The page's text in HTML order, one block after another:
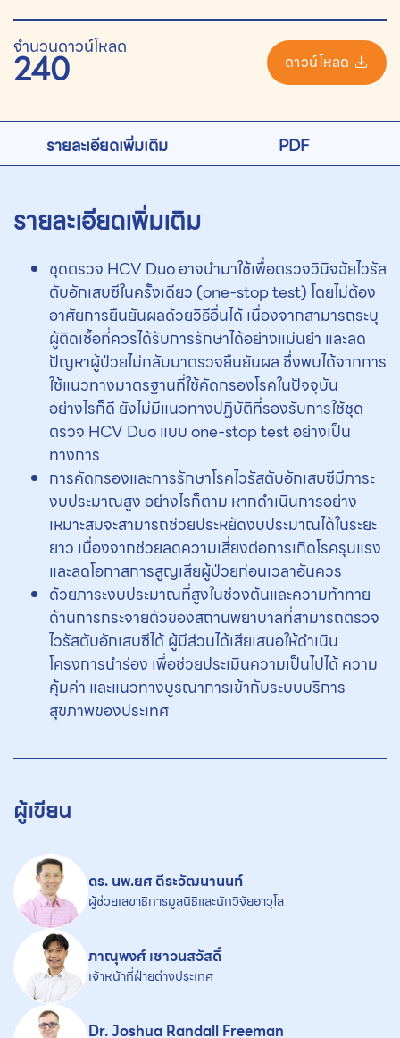
จำนวนดาวน์โหลด
240 ดาวน์โหลด
รายละเอียดเพิ่มเติม PDF
รายละเอียดเพิ่มเติม
ชุดตรวจ HCV Duo อาจนำมาใช้เพื่อตรวจวินิจฉัยไวรัส
ตับอักเสบซีในครั้งเดียว (one-stop test) โดยไม่ต้อง
อาศัยการยืนยันผลด้วยวิธีอื่นได้ เนื่องจากสามารถระบุ
ผู้ติดเชื้อที่ควรได้รับการรักษาได้อย่างแม่นยำ และลด
ปัญหาผู้ป่วยไม่กลับมาตรวจยืนยันผล ซึ่งพบได้จากการ
ใช้แนวทางมาตรฐานที่ใช้คัดกรองโรคในปัจจุบัน
อย่างไรก็ดี ยังไม่มีแนวทางปฏิบัติที่รองรับการใช้ชุด
ตรวจ HCV Duo แบบ one-stop test อย่างเป็น
ทางการ
การคัดกรองและการรักษาโรคไวรัสตับอักเสบซีมีภาระ
งบประมาณสูง อย่างไรก็ตาม หากดำเนินการอย่าง
เหมาะสมจะสามารถช่วยประหยัดงบประมาณได้ในระยะ
ยาว เนื่องจากช่วยลดความเสี่ยงต่อการเกิดโรครุนแรง
และลดโอกาสการสูญเสียผู้ป่วยก่อนเวลาอันควร
ด้วยภาระงบประมาณที่สูงในช่วงต้นและความท้าทาย
ด้านการกระจายตัวของสถานพยาบาลที่สามารถตรวจ
ไวรัสตับอักเสบซีได้ ผู้มีส่วนได้เสียเสนอให้ดำเนิน
โครงการนำร่อง เพื่อช่วยประเมินความเป็นไปได้ ความ
คุ้มค่า และแนวทางบูรณาการเข้ากับระบบบริการ
สุขภาพของประเทศ
ผู้เขียน
ดร. นพ.ยศ ตีระวัฒนานนท์
ผู้ช่วยเลขาธิการมูลนิธิและนักวิจัยอาวุโส
ภาณุพงศ์ เชาวนสวัสดิ์
เจ้าหน้าที่ฝ่ายต่างประเทศ
Dr. Joshua Randall Freeman